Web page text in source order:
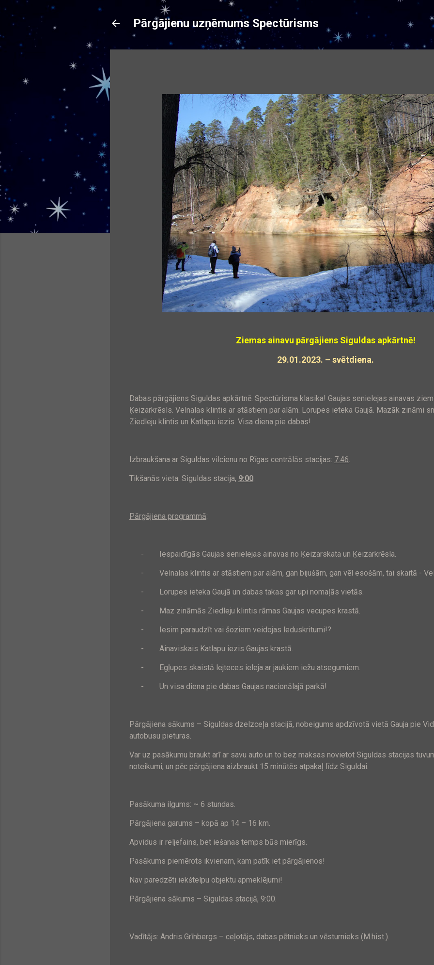
Pāriet uz galveno saturu
Pārgājienu uzņēmums Spectūrisms
Ziemas ainavu pārgājiens Siguldas apkārtnē!
29.01.2023. – svētdiena.
Dabas pārgājiens Siguldas apkārtnē. Spectūrisma klasika! Gaujas senielejas ainavas
Ķeizarkrēsls. Velnalas klintis ar stāstiem par alām. Lorupes ieteka Gaujā. Mazāk zināmi
Ziedleju klintis un Katlapu iezis. Visa diena pie dabas!
Izbraukšana ar Siguldas vilcienu no Rīgas centrālās stacijas: 7:46.
Tikšanās vieta: Siguldas stacija, 9:00.
Pārgājiena programmā:
- Iespaidīgās Gaujas senielejas ainavas no Ķeizarskata un Ķeizarkrēsla.
- Velnalas klintis ar stāstiem par alām, gan bijušām, gan vēl esošām, tai skaitā -
- Lorupes ieteka Gaujā un dabas takas gar upi nomaļās vietās.
- Maz zināmās Ziedleju klintis rāmas Gaujas vecupes krastā.
- Iesim paraudzīt vai šoziem veidojas leduskritumi!?
- Ainaviskais Katlapu iezis Gaujas krastā.
- Egļupes skaistā lejteces ieleja ar jaukiem iežu atsegumiem.
- Un visa diena pie dabas Gaujas nacionālajā parkā!
Pārgājiena sākums – Siguldas dzelzceļa stacijā, nobeigums apdzīvotā vietā Gauja pie
autobusu pieturas.
Var uz pasākumu braukt arī ar savu auto un to bez maksas novietot Siguldas stacijas
noteikumi, un pēc pārgājiena aizbraukt 15 minūtēs atpakaļ līdz Siguldai.
Pasākuma ilgums: ~ 6 stundas.
Pārgājiena garums – kopā ap 14 – 16 km.
Apvidus ir reljefains, bet iešanas temps būs mierīgs.
Pasākums piemērots ikvienam, kam patīk iet pārgājienos!
Nav paredzēti iekštelpu objektu apmeklējumi!
Pārgājiena sākums – Siguldas stacijā, 9:00.
Vadītājs: Andris Grīnbergs – ceļotājs, dabas pētnieks un vēsturnieks (M.hist.).